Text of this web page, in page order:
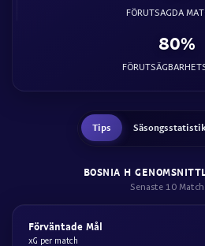
FÖRUTSAGDA
80%
Tips
BOSNIA H
Senaste 10
Förväntade Mål
xG per match